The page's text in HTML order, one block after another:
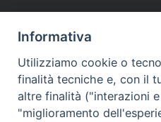
Informativa
Utilizziamo cookie o
finalità tecniche e, con il
altre finalità ("interazioni
"miglioramento